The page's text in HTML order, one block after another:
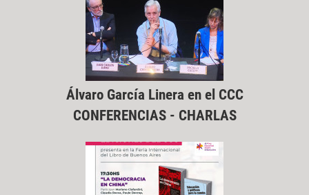
Álvaro García Linera en el CCC
CONFERENCIAS - CHARLAS